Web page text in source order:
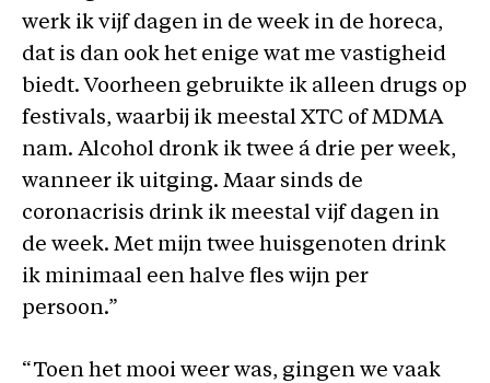
werk ik vijf dagen in de week in de horeca,
dat is dan ook het enige wat me vastigheid
biedt. Voorheen gebruikte ik alleen drugs op
festivals, waarbij ik meestal XTC of MDMA
nam. Alcohol dronk ik twee á drie per week,
wanneer ik uitging. Maar sinds de
coronacrisis drink ik meestal vijf dagen in
de week. Met mijn twee huisgenoten drink
ik minimaal een halve fles wijn per
persoon.”
“Toen het mooi weer was, gingen we vaak